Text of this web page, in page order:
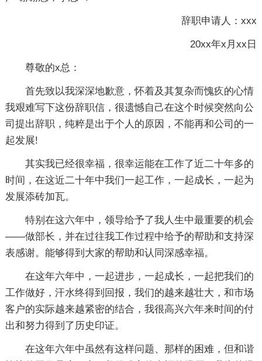
辞职申请人：xxx
20xx年x月xx日
尊敬的x总：
首先致以我深深地歉意，怀着及其复杂而愧疚的心情
我艰难写下这份辞职信，很遗憾自己在这个时候突然向公
司提出辞职，纯粹是出于个人的原因，不能再和公司的一
起发展!
其实我已经很幸福，很幸运能在工作了近二十年多的
时间，在这近二十年中我们一起工作，一起成长，一起为
发展添砖加瓦。
特别在这六年中，领导给予了我人生中最重要的机会
——做部长，并在过往我工作过程中给予的帮助和支持深
表感谢。能够得到大家的帮助和认同深感幸福。
在这年六年中，一起进步，一起成长，一起把我们的
工作做好，汗水终得到回报，我们的越来越壮大，和市场
客户的实际越来越紧密的结合，我很高兴六年来时间的付
出和努力得到了历史印证。
在这年六年中虽然有这样问题、那样的困难，但和谐